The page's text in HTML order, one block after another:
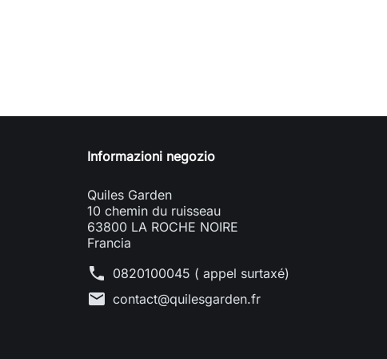
Informazioni negozio
Quiles Garden
10 chemin du ruisseau
63800 LA ROCHE NOIRE
Francia
phone 0820100045 ( appel surtaxé)
mail contact@quilesgarden.fr